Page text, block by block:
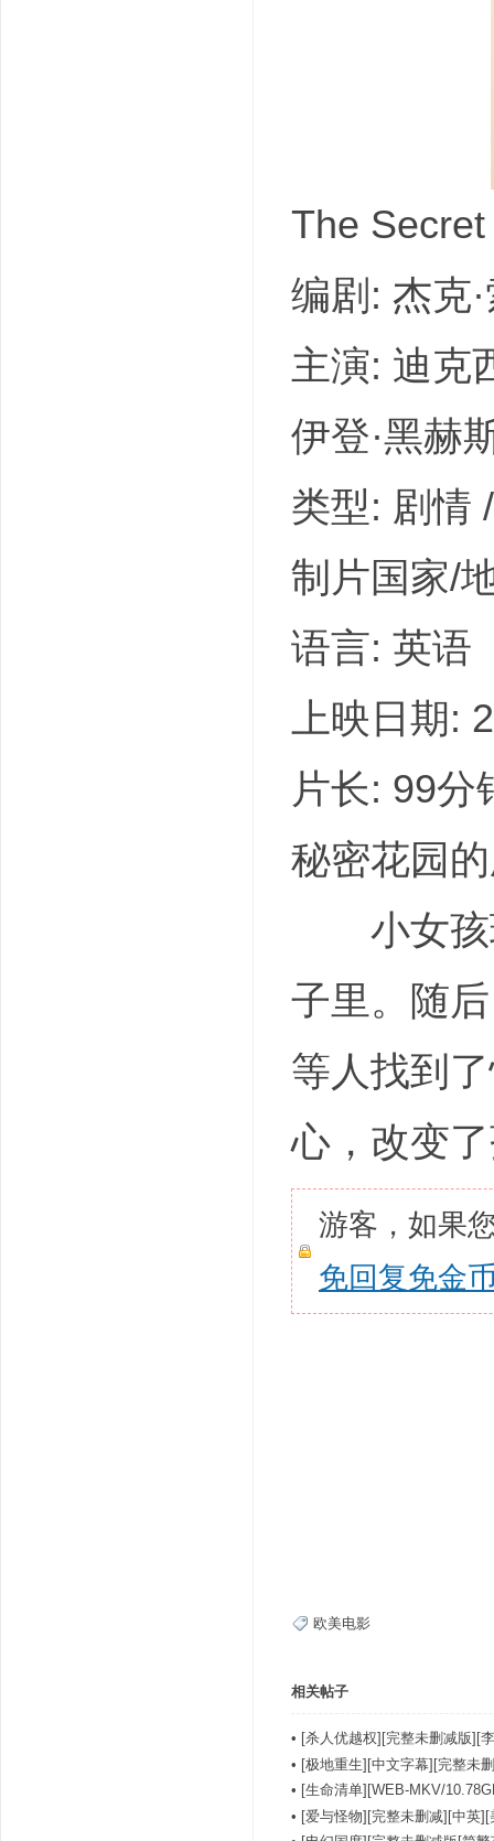
The
编剧: 杰克
主演: 迪克
伊登·黑赫
类型: 剧情
制片国家/
语言: 英语
上映日期:
片长: 99分
秘密花园的
小女孩
子里。随
等人找到
心，改变
游客，如果
免回复免金
欧美电影
相关帖子
• [杀人优越权][完整未删减版][
• [极地重生][中文字幕][完整未
• [生命清单][WEB-MKV/
• [爱与怪物][完整未删减][中英